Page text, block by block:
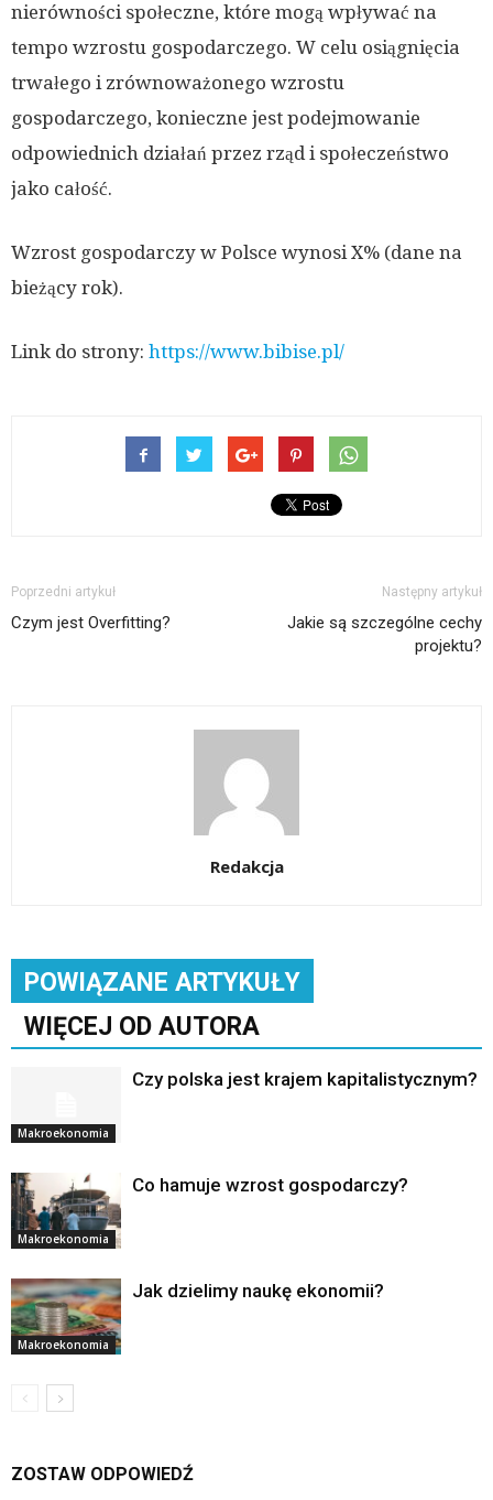
nierówności społeczne, które mogą wpływać na
tempo wzrostu gospodarczego. W celu osiągnięcia
trwałego i zrównoważonego wzrostu
gospodarczego, konieczne jest podejmowanie
odpowiednich działań przez rząd i społeczeństwo
jako całość.
Wzrost gospodarczy w Polsce wynosi X% (dane na
bieżący rok).
Link do strony: https://www.bibise.pl/
Poprzedni artykuł
Czym jest Overfitting?
Następny artykuł
Jakie są szczególne cechy
projektu?
Redakcja
POWIĄZANE ARTYKUŁY
WIĘCEJ OD AUTORA
Makroekonomia
Czy polska jest krajem kapitalistycznym?
Makroekonomia
Co hamuje wzrost gospodarczy?
Makroekonomia
Jak dzielimy naukę ekonomii?
ZOSTAW ODPOWIEDŹ